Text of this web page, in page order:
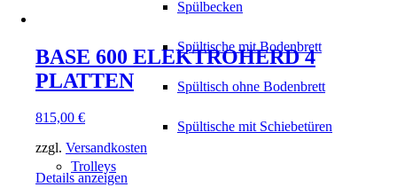
Spülbecken
Spültische mit Bodenbrett
Spültisch ohne Bodenbrett
Spültische mit Schiebetüren
Trolleys
BASE 600 ELEKTROHERD 4
PLATTEN
815,00 €
zzgl. Versandkosten
Details anzeigen